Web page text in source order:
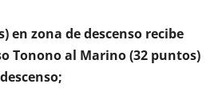
en zona de descenso recibe
Tonono al Marino (32 puntos)